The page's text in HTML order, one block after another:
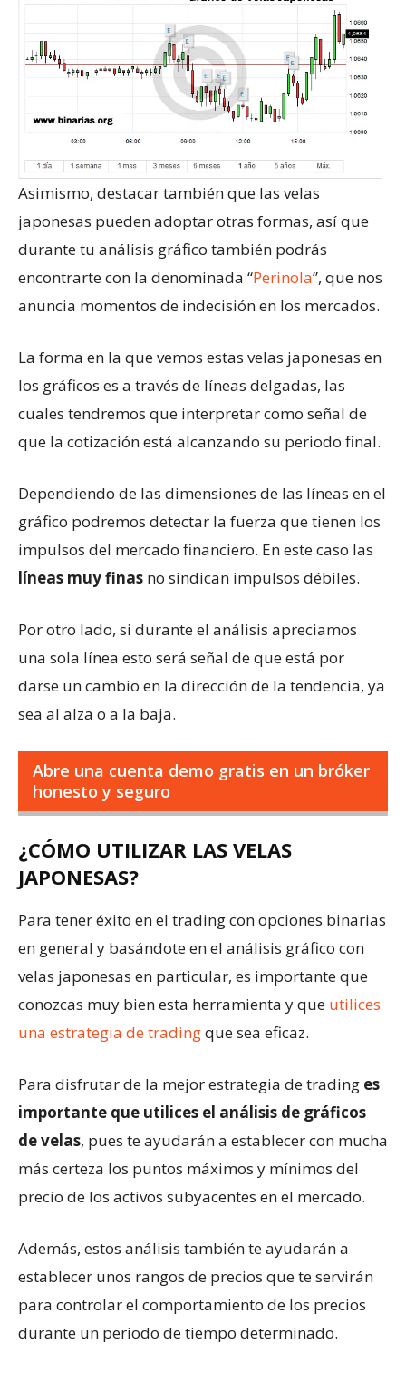
Asimismo, destacar también que las velas
japonesas pueden adoptar otras formas, así que
durante tu análisis gráfico también podrás
encontrarte con la denominada “Perinola”, que nos
anuncia momentos de indecisión en los mercados.
La forma en la que vemos estas velas japonesas en
los gráficos es a través de líneas delgadas, las
cuales tendremos que interpretar como señal de
que la cotización está alcanzando su periodo final.
Dependiendo de las dimensiones de las líneas en el
gráfico podremos detectar la fuerza que tienen los
impulsos del mercado financiero. En este caso las
líneas muy finas no sindican impulsos débiles.
Por otro lado, si durante el análisis apreciamos
una sola línea esto será señal de que está por
darse un cambio en la dirección de la tendencia, ya
sea al alza o a la baja.
Abre una cuenta demo gratis en un bróker
honesto y seguro
¿CÓMO UTILIZAR LAS VELAS
JAPONESAS?
Para tener éxito en el trading con opciones binarias
en general y basándote en el análisis gráfico con
velas japonesas en particular, es importante que
conozcas muy bien esta herramienta y que utilices
una estrategia de tradingque sea eficaz.
Para disfrutar de la mejor estrategia de trading es
importante que utilices el análisis de gráficos
de velas, pues te ayudarán a establecer con mucha
más certeza los puntos máximos y mínimos del
precio de los activos subyacentes en el mercado.
Además, estos análisis también te ayudarán a
establecer unos rangos de precios que te servirán
para controlar el comportamiento de los precios
durante un periodo de tiempo determinado.